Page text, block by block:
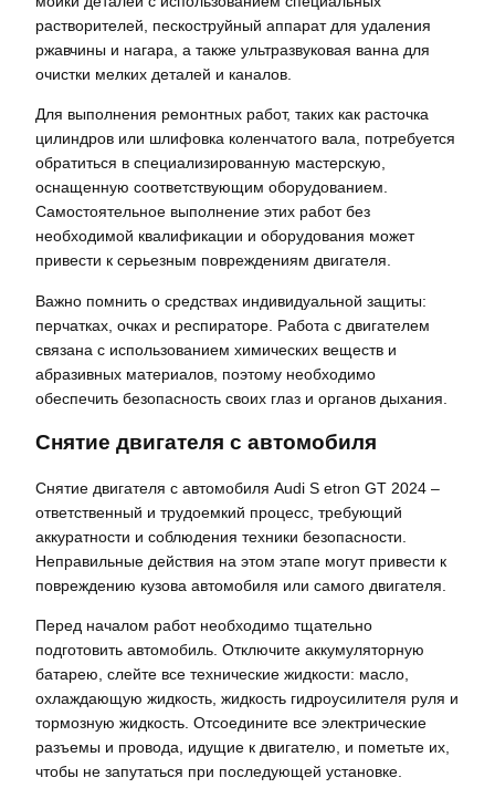
растворителей, пескоструйный аппарат для удаления
ржавчины и нагара, а также ультразвуковая ванна для
очистки мелких деталей и каналов.
Для выполнения ремонтных работ, таких как расточка
цилиндров или шлифовка коленчатого вала, потребуется
обратиться в специализированную мастерскую,
оснащенную соответствующим оборудованием.
Самостоятельное выполнение этих работ без
необходимой квалификации и оборудования может
привести к серьезным повреждениям двигателя.
Важно помнить о средствах индивидуальной защиты:
перчатках, очках и респираторе. Работа с двигателем
связана с использованием химических веществ и
абразивных материалов, поэтому необходимо
обеспечить безопасность своих глаз и органов дыхания.
Снятие двигателя с автомобиля
Снятие двигателя с автомобиля Audi S etron GT 2024 –
ответственный и трудоемкий процесс, требующий
аккуратности и соблюдения техники безопасности.
Неправильные действия на этом этапе могут привести к
повреждению кузова автомобиля или самого двигателя.
Перед началом работ необходимо тщательно
подготовить автомобиль. Отключите аккумуляторную
батарею, слейте все технические жидкости: масло,
охлаждающую жидкость, жидкость гидроусилителя руля и
тормозную жидкость. Отсоедините все электрические
разъемы и провода, идущие к двигателю, и пометьте их,
чтобы не запутаться при последующей установке.